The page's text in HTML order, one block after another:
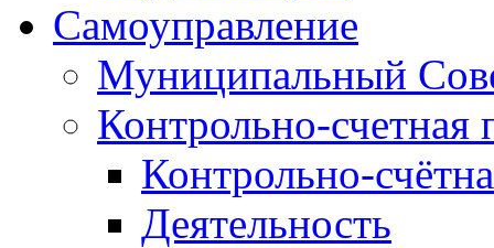
Самоуправление
Муниципальный
Контрольно-счетная
Контрольно-
Деятельность